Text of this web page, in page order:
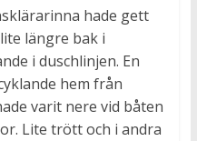
hade gett
längre bak i
i duschlinjen. En
hem från
varit nere vid båten
Lite trött och i andra